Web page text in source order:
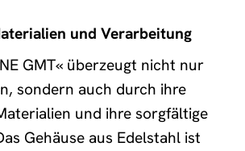
und Verarbeitung
GMT« überzeugt nicht nur
sondern auch durch ihre
und ihre sorgfältige
Gehäuse aus Edelstahl ist